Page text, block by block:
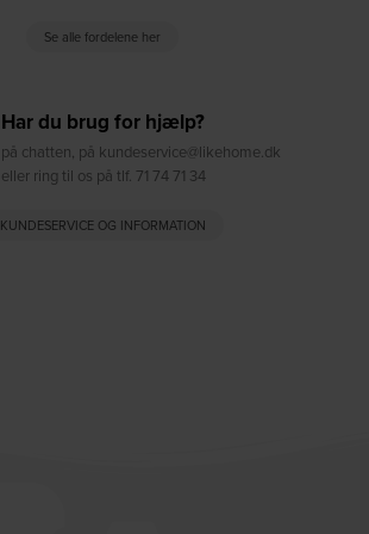
Se alle fordelene her
Har du brug for hjælp?
chatten, på kundeservice@likehome.dk
eller ring til os på tlf. 71 74 71 34
KUNDESERVICE OG INFORMATION